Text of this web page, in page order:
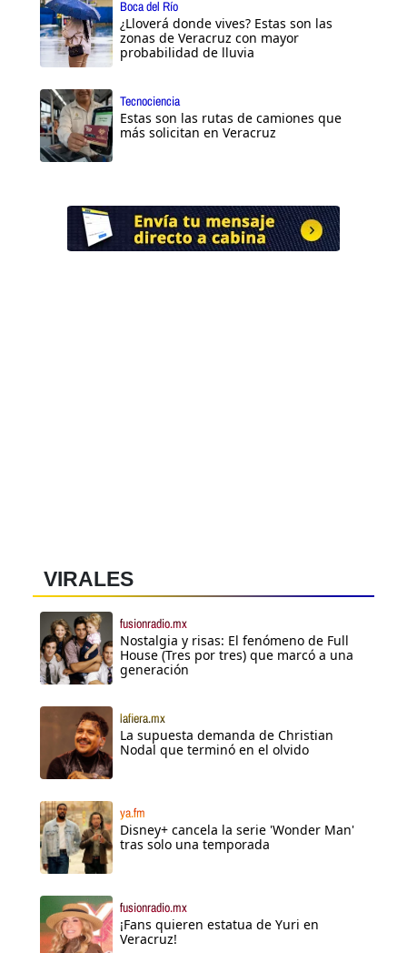
Boca del Río
¿Lloverá donde vives? Estas son las
zonas de Veracruz con mayor
probabilidad de lluvia
Tecnociencia
Estas son las rutas de camiones que
más solicitan en Veracruz
VIRALES
fusionradio.mx
Nostalgia y risas: El fenómeno de Full
House (Tres por tres) que marcó a una
generación
lafiera.mx
La supuesta demanda de Christian
Nodal que terminó en el olvido
ya.fm
Disney+ cancela la serie 'Wonder Man'
tras solo una temporada
fusionradio.mx
¡Fans quieren estatua de Yuri en
Veracruz!